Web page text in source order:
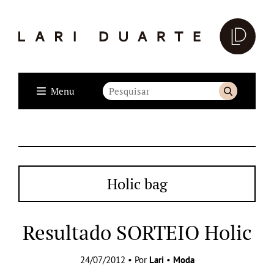
Menu
Holic bag
Resultado SORTEIO Holic
24/07/2012 • Por Lari • Moda